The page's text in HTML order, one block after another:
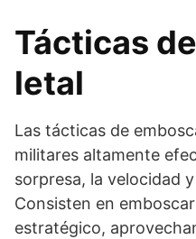
Tácticas
letal
Las tácticas de
militares altamente
sorpresa, la velocidad
Consisten en
estratégico,